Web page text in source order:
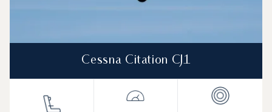
Cessna Citation CJ1